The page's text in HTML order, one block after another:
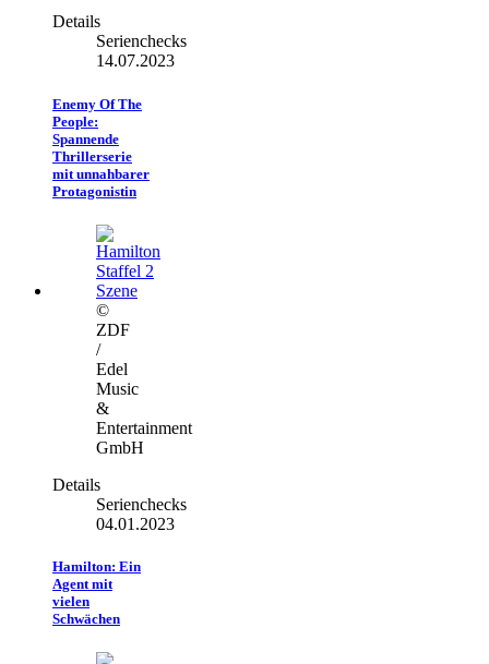
Details
Serienchecks
14.07.2023
Enemy Of The
People:
Spannende
Thrillerserie
mit unnahbarer
Protagonistin
©
ZDF
/
Edel
Music
&
Entertainment
GmbH
Details
Serienchecks
04.01.2023
Hamilton: Ein
Agent mit
vielen
Schwächen